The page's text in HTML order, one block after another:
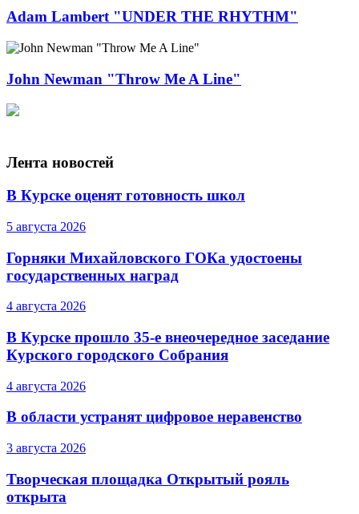
Adam Lambert "UNDER THE RHYTHM"
John Newman "Throw Me A Line"
Лента новостей
В Курске оценят готовность школ
5 августа 2026
Горняки Михайловского ГОКа удостоены
государственных наград
4 августа 2026
В Курске прошло 35-е внеочередное заседание
Курского городского Собрания
4 августа 2026
В области устранят цифровое неравенство
3 августа 2026
Творческая площадка Открытый рояль
открыта